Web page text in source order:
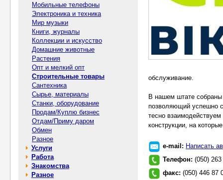
Мобильные телефоны
Электроника и техника
Мир музыки
Книги, журналы
Коллекции и искусство
Домашние животные
Растения
Опт и мелкий опт
Строительные товары
Сантехника
Сырье, материалы
Станки, оборудование
Продам/Куплю бизнес
Отдам/Приму даром
Обмен
Разное
Услуги
Работа
Знакомства
Разное
обслуживание.
В нашем штате собраны
позволяющий успешно
тесно
конструкции, на
e-mail: Написать
Телефон: (050)
факс: (050) 446 87